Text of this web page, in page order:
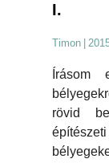
I.
Timon
Írásom
rövid